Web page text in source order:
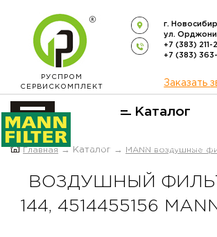
РУСПРОМ
СЕРВИСКОМПЛЕКТ
г.
ул.
+7 (383) 211-
+7 (383)
Каталог
ОФИЦИАЛЬНЫЙ
Главная → Каталог → MANN воздушные
ВОЗДУШНЫЙ
144, 4514455156